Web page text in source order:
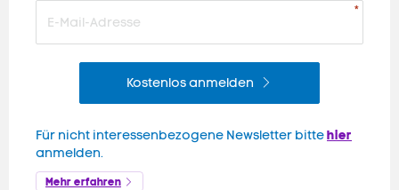
Kostenlos anmelden
Für nicht interessenbezogene Newsletter bittehier
anmelden.
Mehr erfahren